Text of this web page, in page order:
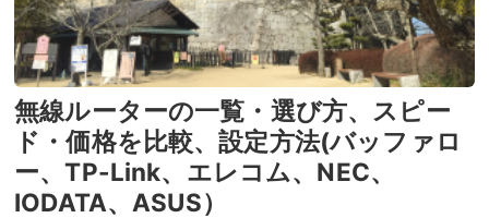
無線ルーターの一覧・選び方、スピー
ド・価格を比較、設定方法(バッファロ
ー、TP-Link、エレコム、NEC、
IODATA、ASUS）